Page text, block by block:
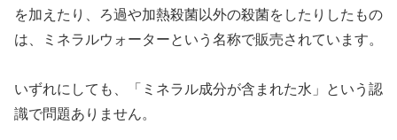
を加えたり、ろ過や加熱殺菌以外の殺菌をしたりしたもの
は、ミネラルウォーターという名称で販売されています。
いずれにしても、「ミネラル成分が含まれた水」という認
識で問題ありません。